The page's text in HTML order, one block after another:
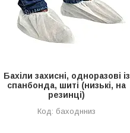
Бахіли захисні, одноразові із
спанбонда, шиті (низькі, на
резинці)
баходнниз